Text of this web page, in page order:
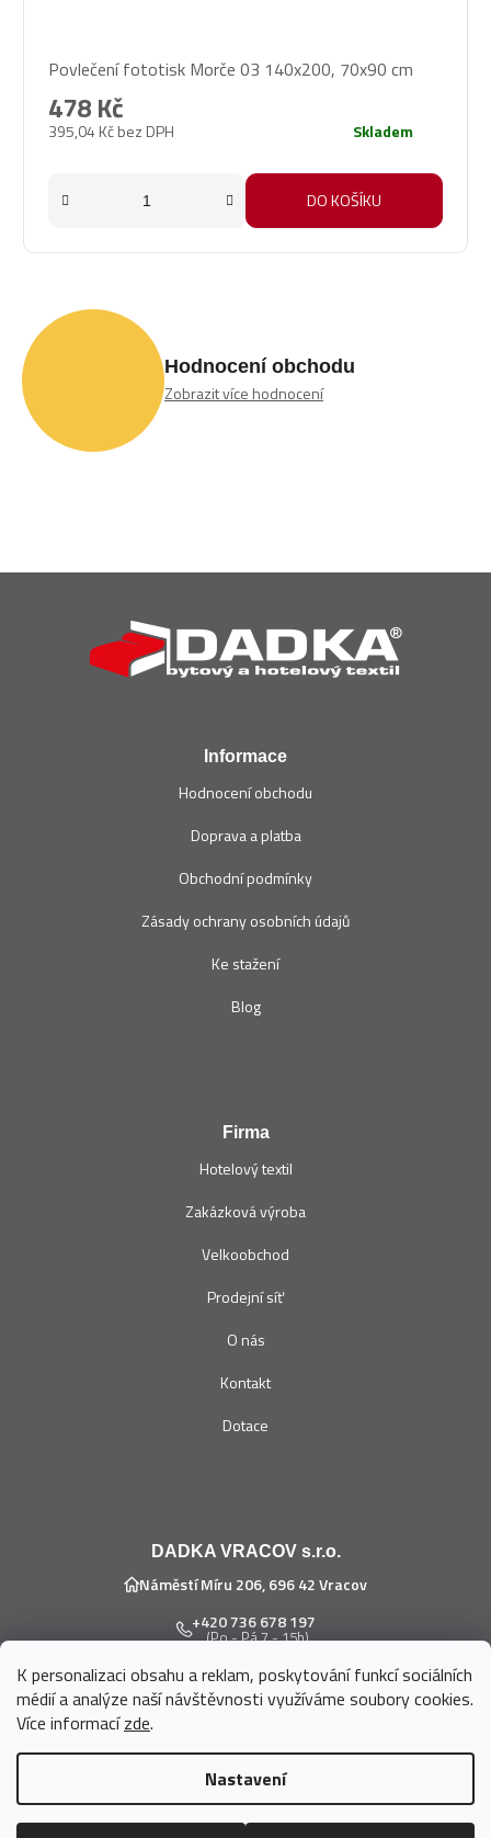
K personalizaci obsahu a reklam, poskytování funkcí sociálních
médií a analýze naší návštěvnosti využíváme soubory cookies.
Více informacízde.
Nastavení
hodnocení
produktu
je
Povlečení fototisk Morče 03 140x200, 70x90 cm
395,04 Kč bez DPH
478 Kč
Skladem
DO KOŠÍKU
Hodnocení obchodu
Zobrazit více hodnocení
Informace
Hodnocení obchodu
Doprava a platba
Obchodní podmínky
Zásady ochrany osobních údajů
Ke stažení
Blog
Firma
Hotelový textil
Zakázková výroba
Velkoobchod
Prodejní síť
O nás
Kontakt
Dotace
DADKA VRACOV s.r.o.
Náměstí Míru 206, 696 42 Vracov
+420 736 678 197
(Po - Pá 7 - 15h)
eshop@dadka.cz